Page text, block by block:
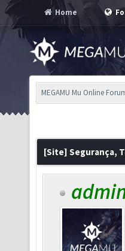
Home
MEGAMU Mu Online
[Site] Segurança,